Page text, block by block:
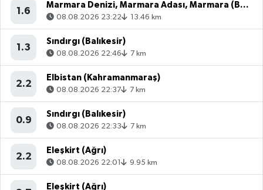
1.6
Marmara Denizi, Marmara Adası, Marmara (Balıkesir)
08.08.2026 23:22 13.46 km
1.3
Sındırgı (Balıkesir)
08.08.2026 22:46 7 km
2.2
Elbistan (Kahramanmaraş)
08.08.2026 22:37 7 km
0.9
Sındırgı (Balıkesir)
08.08.2026 22:33 7 km
2.2
Eleşkirt (Ağrı)
08.08.2026 22:01 9.95 km
Eleşkirt (Ağrı)